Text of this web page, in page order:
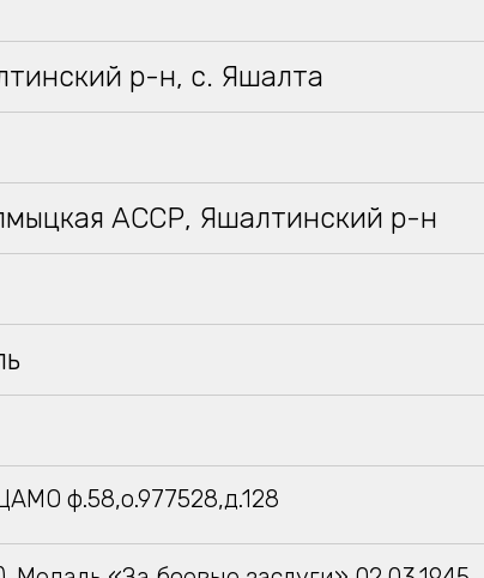
р-н, с. Яшалта
АССР, Яшалтинский р-н
ф.58,о.977528,д.128